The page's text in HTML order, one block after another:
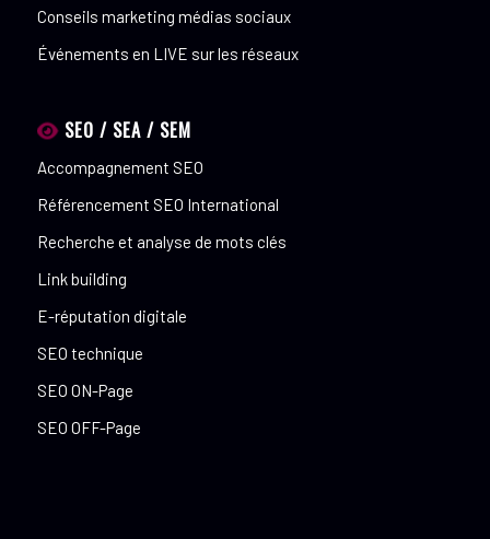
Conseils marketing médias sociaux
Événements en LIVE sur les réseaux
SEO / SEA / SEM
Accompagnement SEO
Référencement SEO International
Recherche et analyse de mots clés
Link building
E-réputation digitale
SEO technique
SEO ON-Page
SEO OFF-Page